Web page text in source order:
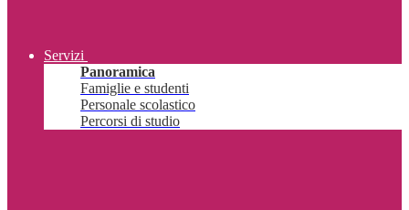
Servizi
Panoramica
Famiglie e studenti
Personale scolastico
Percorsi di studio